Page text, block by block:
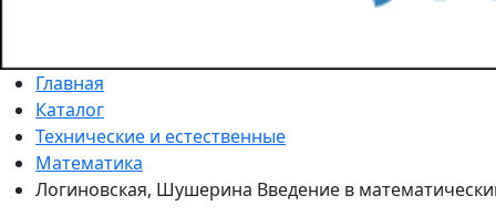
Главная
Каталог
Технические и естественные
Математика
Логиновская, Шушерина Введение в